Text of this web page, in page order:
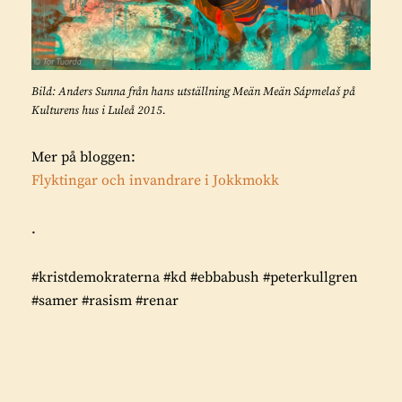
Bild: Anders Sunna från hans utställning Meän Meän Sápmelaš på
Kulturens hus i Luleå 2015.
Mer på bloggen:
Flyktingar och invandrare i Jokkmokk
.
#kristdemokraterna #kd #ebbabush #peterkullgren
#samer #rasism #renar